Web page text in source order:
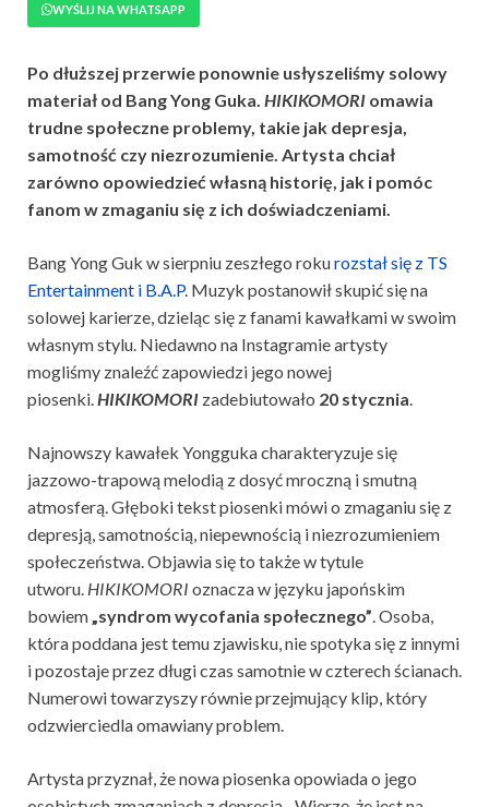
WYŚLIJ NA WHATSAPP
Po dłuższej przerwie ponownie usłyszeliśmy solowy
materiał od Bang Yong Guka. HIKIKOMORI omawia
trudne społeczne problemy, takie jak depresja,
samotność czy niezrozumienie. Artysta chciał
zarówno opowiedzieć własną historię, jak i pomóc
fanom w zmaganiu się z ich doświadczeniami.
Bang Yong Guk w sierpniu zeszłego rokurozstał się z TS
Entertainment i B.A.P. Muzyk postanowił skupić się na
solowej karierze, dzieląc się z fanami kawałkami w swoim
własnym stylu. Niedawno na Instagramie artysty
mogliśmy znaleźć zapowiedzi jego nowej
piosenki.HIKIKOMORI zadebiutowało 20 stycznia.
Najnowszy kawałek Yongguka charakteryzuje się
jazzowo-trapową melodią z dosyć mroczną i smutną
atmosferą. Głęboki tekst piosenki mówi o zmaganiu się z
depresją, samotnością, niepewnością i niezrozumieniem
społeczeństwa. Objawia się to także w tytule
utworu. HIKIKOMORI oznacza w języku japońskim
bowiem„syndrom wycofania społecznego”. Osoba,
która poddana jest temu zjawisku, nie spotyka się z innymi
i pozostaje przez długi czas samotnie w czterech ścianach.
Numerowi towarzyszy równie przejmujący klip, który
odzwierciedla omawiany problem.
Artysta przyznał, że nowa piosenka opowiada o jego